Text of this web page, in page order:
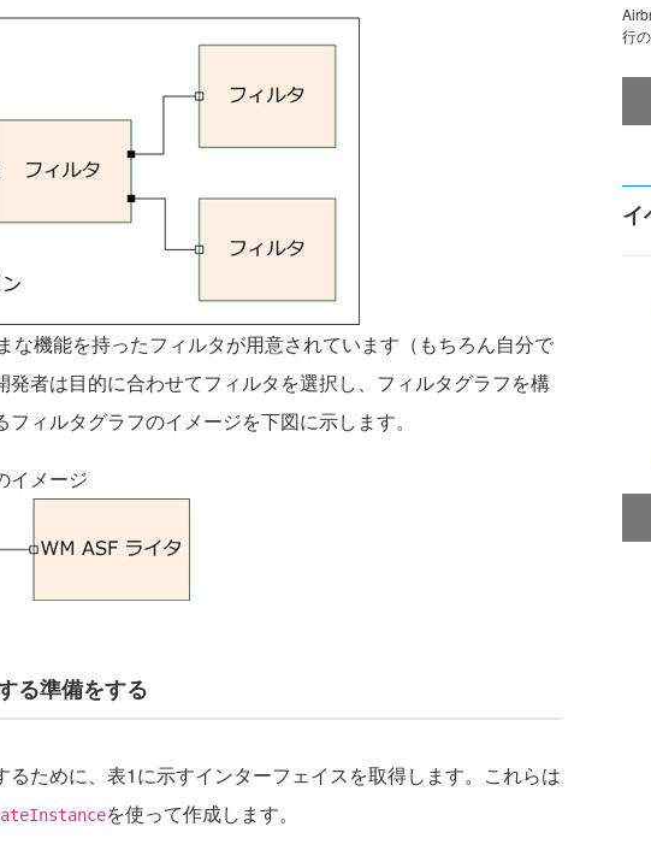
機能を持ったフィルタが用意されています（もちろん自分で
発者は目的に合わせてフィルタを選択し、フィルタグラフを構
ィルタグラフのイメージを下図に示します。
イメージ
る準備をする
ために、表1に示すインターフェイスを取得します。これらは
を使って作成します。
行
イ